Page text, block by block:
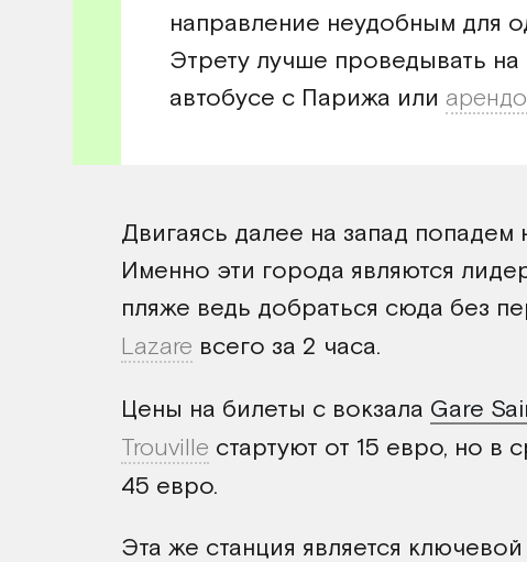
направление неудобным для
Этрету лучше проведывать на
автобусе с Парижа или
Двигаясь далее на запад попадем
Именно эти города являются
пляже ведь добраться сюда без
Lazare всего за 2 часа.
Цены на билеты с вокзала Gare
Trouville стартуют от 15 евро, но в
45 евро.
Эта же станция является